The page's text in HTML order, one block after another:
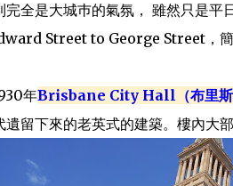
完全是大城巿的氣氛， 雖然只是
Street to George Street，簡
年Brisbane City Hall（布里斯
留下來的老英式的建築。樓內大